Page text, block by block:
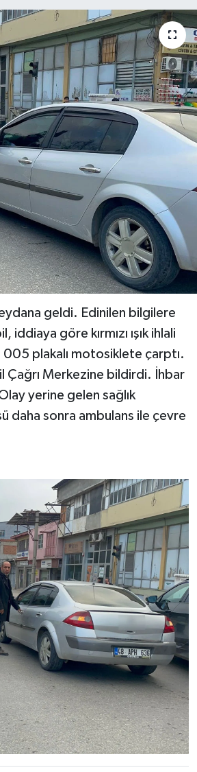
geldi. Edinilen bilgilere
göre kırmızı ışık ihlali
005 plakalı motosiklete çarptı.
Çağrı Merkezine bildirdi. İhbar
yerine gelen sağlık
daha sonra ambulans ile çevre